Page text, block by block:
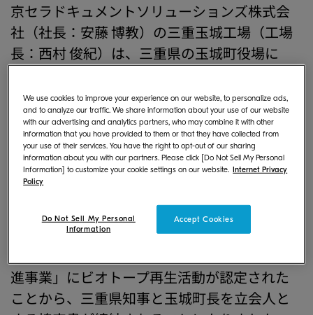
京セラドキュメントソリューションズ株式会
社（社長：安藤 博教）の三重玉城工場（工場
長：西村 俊紀）は、三重県の玉城町役場に
会
」と里地里山の保全・再生の取組に関す
る協定書を締結しましたので、お知らせいた
します。
当社は、2020年から環境保全活動の一環とし
て「清し有田佐田沖環境保全会」が推進して
いるビオトープ再生活動に参加しています。こ
のたび、三重県が推進している農山漁村の活
進事業」にビオトープ再生活動が認定された
ことから、三重県知事と玉城町長を立会人と
We use cookies to improve your experience on our website, to personalize ads,
and to analyze our traffic. We share information about your use of our website
with our advertising and analytics partners, who may combine it with other
information that you have provided to them or that they have collected from
your use of their services. You have the right to opt-out of our sharing
information about you with our partners. Please click [Do Not Sell My Personal
Information] to customize your cookie settings on our website. Internet Privacy
Policy
Accept Cookies
Do Not Sell My Personal
Information